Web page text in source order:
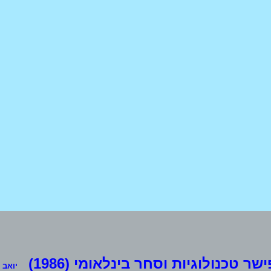
טכנולוגיות וסחר בינלאומי (1986) יואב שחם 3ב, ת.ד.